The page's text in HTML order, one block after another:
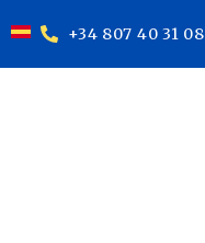
+34 807 40 31 08